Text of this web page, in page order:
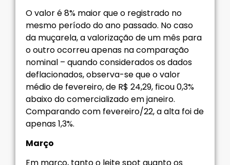
O valor é 8% maior que o registrado no
mesmo período do ano passado. No caso
da muçarela, a valorização de um mês para
o outro ocorreu apenas na comparação
nominal – quando considerados os dados
deflacionados, observa-se que o valor
médio de fevereiro, de R$ 24,29, ficou 0,3%
abaixo do comercializado em janeiro.
Comparando com fevereiro/22, a alta foi de
apenas 1,3%.
Março